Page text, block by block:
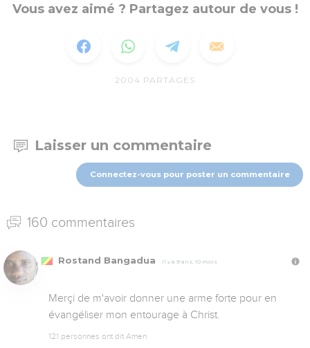
Vous avez aimé ? Partagez autour de vous !
2004 PARTAGES
Laisser un commentaire
Connectez-vous pour poster un commentaire
160 commentaires
Rostand Bangadua Il y a 9 ans, 10 mois
Merçi de m'avoir donner une arme forte pour en
évangéliser mon entourage à Christ.
121 personnes ont dit Amen